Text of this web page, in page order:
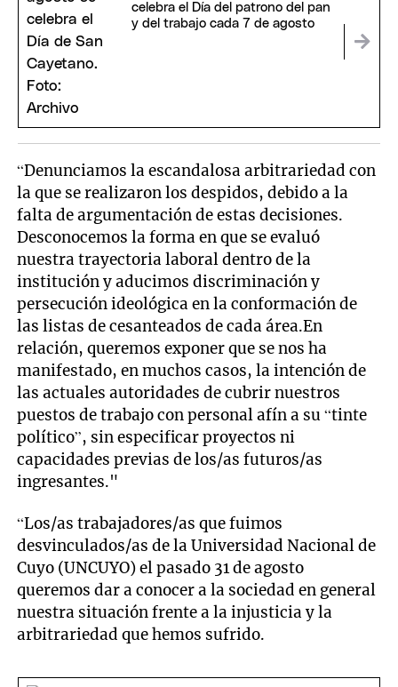
celebra el Día del patrono del pan
y del trabajo cada 7 de agosto
“Denunciamos la escandalosa arbitrariedad con
la que se realizaron los despidos, debido a la
falta de argumentación de estas decisiones.
Desconocemos la forma en que se evaluó
nuestra trayectoria laboral dentro de la
institución y aducimos discriminación y
persecución ideológica en la conformación de
las listas de cesanteados de cada área.En
relación, queremos exponer que se nos ha
manifestado, en muchos casos, la intención de
las actuales autoridades de cubrir nuestros
puestos de trabajo con personal afín a su “tinte
político”, sin especificar proyectos ni
capacidades previas de los/as futuros/as
ingresantes."
“Los/as trabajadores/as que fuimos
desvinculados/as de la Universidad Nacional de
Cuyo (UNCUYO) el pasado 31 de agosto
queremos dar a conocer a la sociedad en general
nuestra situación frente a la injusticia y la
arbitrariedad que hemos sufrido.